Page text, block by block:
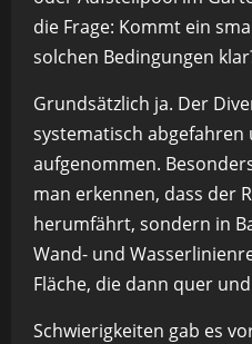
die Frage: Kommt ein
solchen Bedingungen
Grundsätzlich ja. Der
systematisch
aufgenommen.
man erkennen, dass der
herumfährt, sondern in
Wand- und
Fläche, die dann quer
Schwierigkeiten gab es